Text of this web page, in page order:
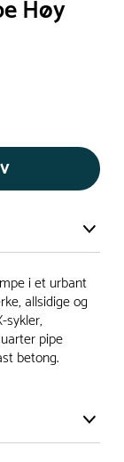
Høy
på bestilling.
Levering’.
i et urbant
allsidige og
pipe
betong.